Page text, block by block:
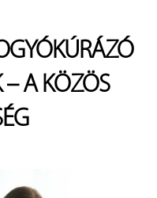
– A KÖZÖS